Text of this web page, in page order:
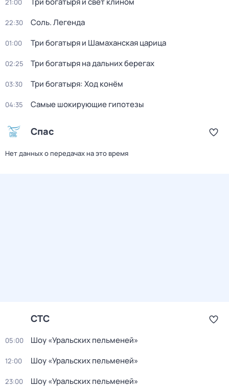
21:00
22:30 Соль. Легенда
01:00 Три богатыря и Шамаханская царица
02:25 Три богатыря на дальних берегах
03:30 Три богатыря: Ход конём
04:35 Самые шoкиpующие гипотезы
Спас
Нет данных о передачах на это время
СТС
05:00 Шоу «Уральских пельменей»
12:00 Шоу «Уральских пельменей»
23:00 Шоу «Уральских пельменей»